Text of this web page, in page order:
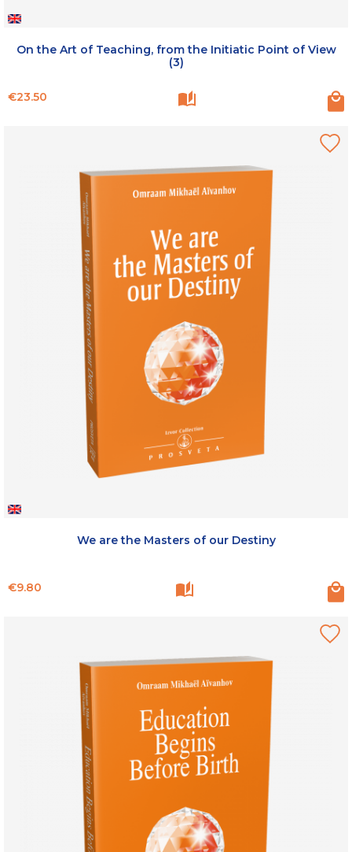
On the Art of Teaching, from the Initiatic Point of View
(3)
Price
€23.50
We are the Masters of our Destiny
Price
€9.80